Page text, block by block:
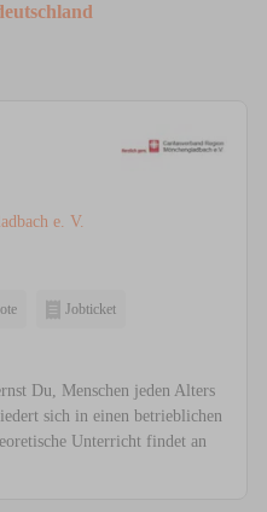
e. V.
Jobticket
Du, Menschen jeden Alters
sich in einen betrieblichen
Unterricht findet an